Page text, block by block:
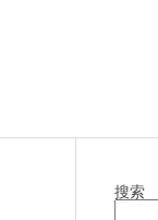
搜索